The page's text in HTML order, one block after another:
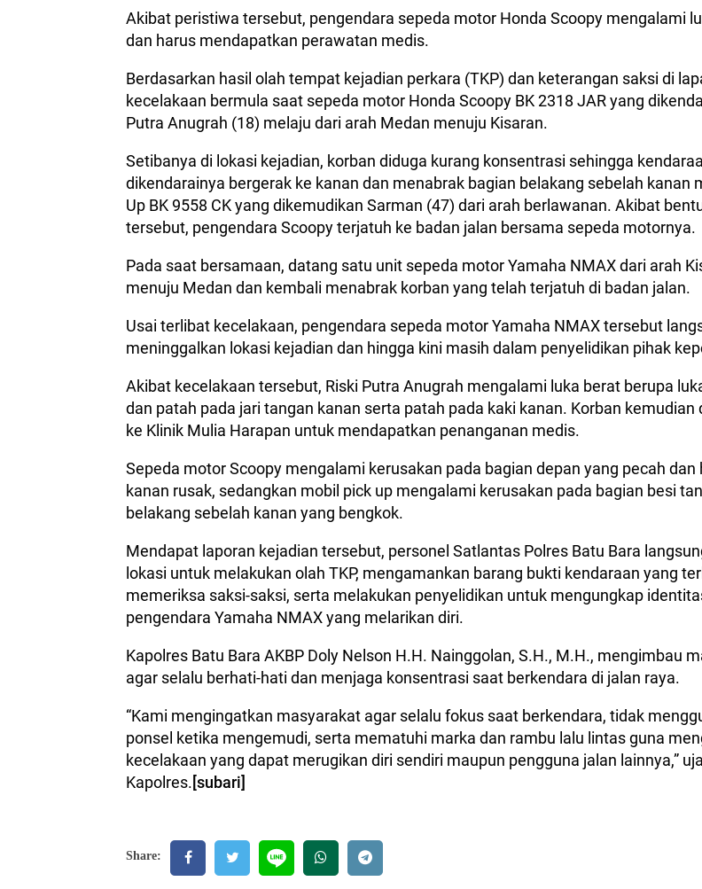
Akibat peristiwa tersebut, pengendara sepeda motor Honda Scoopy mengalami
dan harus mendapatkan perawatan medis.
Berdasarkan hasil olah tempat kejadian perkara (TKP) dan keterangan saksi di
kecelakaan bermula saat sepeda motor Honda Scoopy BK 2318 JAR yang
Putra Anugrah (18) melaju dari arah Medan menuju Kisaran.
Setibanya di lokasi kejadian, korban diduga kurang konsentrasi sehingga
dikendarainya bergerak ke kanan dan menabrak bagian belakang sebelah kanan
Up BK 9558 CK yang dikemudikan Sarman (47) dari arah berlawanan. Akibat
tersebut, pengendara Scoopy terjatuh ke badan jalan bersama sepeda motornya.
Pada saat bersamaan, datang satu unit sepeda motor Yamaha NMAX dari arah
menuju Medan dan kembali menabrak korban yang telah terjatuh di badan jalan.
Usai terlibat kecelakaan, pengendara sepeda motor Yamaha NMAX tersebut
meninggalkan lokasi kejadian dan hingga kini masih dalam penyelidikan pihak
Akibat kecelakaan tersebut, Riski Putra Anugrah mengalami luka berat berupa
dan patah pada jari tangan kanan serta patah pada kaki kanan. Korban kemudian
ke Klinik Mulia Harapan untuk mendapatkan penanganan medis.
Sepeda motor Scoopy mengalami kerusakan pada bagian depan yang pecah dan
kanan rusak, sedangkan mobil pick up mengalami kerusakan pada bagian besi
belakang sebelah kanan yang bengkok.
Mendapat laporan kejadian tersebut, personel Satlantas Polres Batu Bara
lokasi untuk melakukan olah TKP, mengamankan barang bukti kendaraan yang
memeriksa saksi-saksi, serta melakukan penyelidikan untuk mengungkap
pengendara Yamaha NMAX yang melarikan diri.
Kapolres Batu Bara AKBP Doly Nelson H.H. Nainggolan, S.H., M.H., mengimbau
agar selalu berhati-hati dan menjaga konsentrasi saat berkendara di jalan raya.
“Kami mengingatkan masyarakat agar selalu fokus saat berkendara, tidak
ponsel ketika mengemudi, serta mematuhi marka dan rambu lalu lintas guna
kecelakaan yang dapat merugikan diri sendiri maupun pengguna jalan lainnya,”
Kapolres.[subari]
Share: